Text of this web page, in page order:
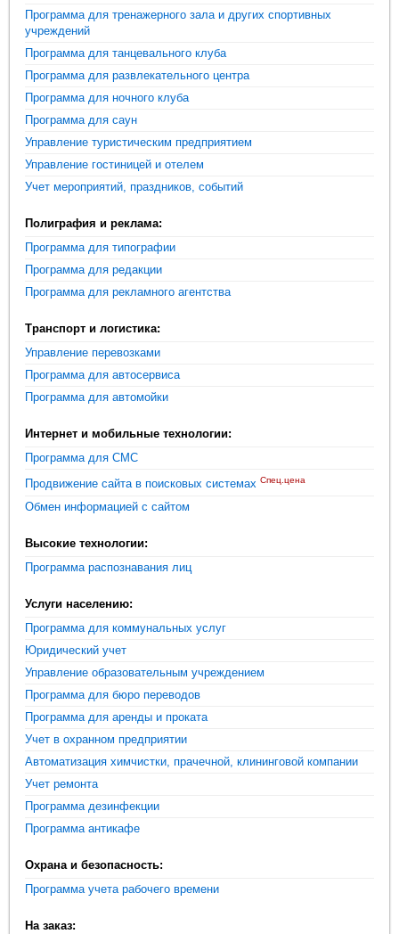
Программа для тренажерного зала и других спортивных
учреждений
Программа для танцевального клуба
Программа для развлекательного центра
Программа для ночного клуба
Программа для саун
Управление туристическим предприятием
Управление гостиницей и отелем
Учет мероприятий, праздников, событий
Полиграфия и реклама:
Программа для типографии
Программа для редакции
Программа для рекламного агентства
Транспорт и логистика:
Управление перевозками
Программа для автосервиса
Программа для автомойки
Интернет и мобильные технологии:
Программа для СМС
Продвижение сайта в поисковых системах Спец.цена
Обмен информацией с сайтом
Высокие технологии:
Программа распознавания лиц
Услуги населению:
Программа для коммунальных услуг
Юридический учет
Управление образовательным учреждением
Программа для бюро переводов
Программа для аренды и проката
Учет в охранном предприятии
Автоматизация химчистки, прачечной, клининговой компании
Учет ремонта
Программа дезинфекции
Программа антикафе
Охрана и безопасность:
Программа учета рабочего времени
На заказ: